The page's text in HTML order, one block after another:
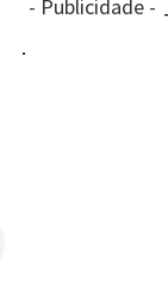
- Publicidade -